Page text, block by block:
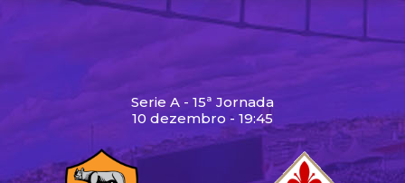
Serie A - 15ª Jornada
10 dezembro - 19:45